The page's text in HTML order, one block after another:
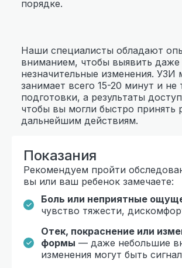
порядке.
Наши специалисты обладают
вниманием, чтобы выявить даже
незначительные изменения. УЗИ
занимает всего 15-20 минут и не
подготовки, а результаты
чтобы вы могли быстро принять
дальнейшим действиям.
Показания
Рекомендуем пройти
вы или ваш ребенок замечаете:
Боль или неприятные
чувство тяжести,
Отек, покраснение или
формы — даже небольшие
изменения могут быть